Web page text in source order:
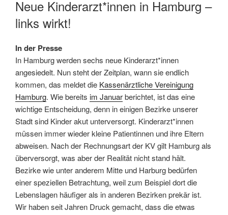
Neue Kinderarzt*innen in Hamburg –
links wirkt!
In der Presse
In Hamburg werden sechs neue Kinderarzt*innen
angesiedelt. Nun steht der Zeitplan, wann sie endlich
kommen, das meldet die Kassenärztliche Vereinigung
Hamburg. Wie bereits im Januarberichtet, ist das eine
wichtige Entscheidung, denn in einigen Bezirke unserer
Stadt sind Kinder akut unterversorgt. Kinderarzt*innen
müssen immer wieder kleine Patientinnen und ihre Eltern
abweisen. Nach der Rechnungsart der KV gilt Hamburg als
überversorgt, was aber der Realität nicht stand hält.
Bezirke wie unter anderem Mitte und Harburg bedürfen
einer speziellen Betrachtung, weil zum Beispiel dort die
Lebenslagen häufiger als in anderen Bezirken prekär ist.
Wir haben seit Jahren Druck gemacht, dass die etwas